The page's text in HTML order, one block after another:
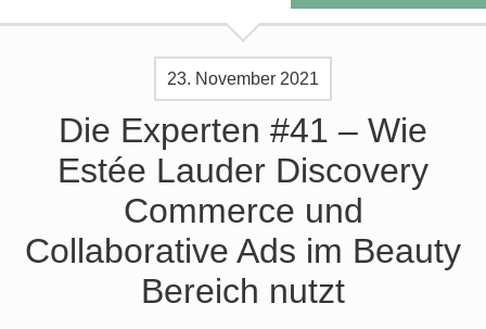
23. November 2021
Die Experten #41 – Wie
Estée Lauder Discovery
Commerce und
Collaborative Ads im Beauty
Bereich nutzt